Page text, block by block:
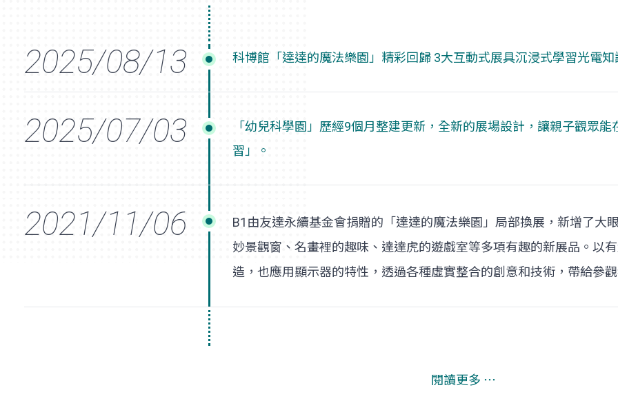
科博館「達達的魔法樂園」精彩回歸 3大互動式展具沉浸式學習光電知
「幼兒科學園」歷經9個月整建更新，全新的展場設計，讓親子觀眾
習」。
B1由友達永續基金會捐贈的「達達的魔法樂園」局部換展，新增了大
妙景觀窗、名畫裡的趣味、達達虎的遊戲室等多項有趣的新展品。以
造，也應用顯示器的特性，透過各種虛實整合的創意和技術，帶給參
閱讀更多 ⋯